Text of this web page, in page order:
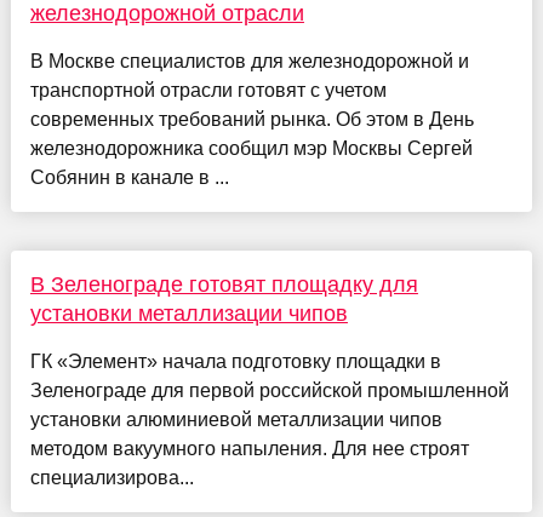
железнодорожной отрасли
В Москве специалистов для железнодорожной и
транспортной отрасли готовят с учетом
современных требований рынка. Об этом в День
железнодорожника сообщил мэр Москвы Сергей
Собянин в канале в ...
В Зеленограде готовят площадку для
установки металлизации чипов
ГК «Элемент» начала подготовку площадки в
Зеленограде для первой российской промышленной
установки алюминиевой металлизации чипов
методом вакуумного напыления. Для нее строят
специализирова...